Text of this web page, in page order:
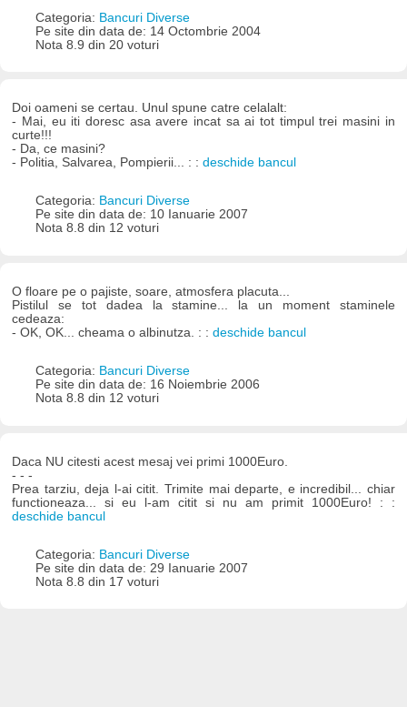
Categoria: Bancuri Diverse
Pe site din data de: 14 Octombrie 2004
Nota 8.9 din 20 voturi
Doi oameni se certau. Unul spune catre celalalt:
- Mai, eu iti doresc asa avere incat sa ai tot timpul trei masini in
curte!!!
- Da, ce masini?
- Politia, Salvarea, Pompierii... : :deschide bancul
Categoria: Bancuri Diverse
Pe site din data de: 10 Ianuarie 2007
Nota 8.8 din 12 voturi
O floare pe o pajiste, soare, atmosfera placuta...
Pistilul se tot dadea la stamine... la un moment staminele
cedeaza:
- OK, OK... cheama o albinutza. : :deschide bancul
Categoria: Bancuri Diverse
Pe site din data de: 16 Noiembrie 2006
Nota 8.8 din 12 voturi
Daca NU citesti acest mesaj vei primi 1000Euro.
- - -
Prea tarziu, deja l-ai citit. Trimite mai departe, e incredibil... chiar
functioneaza... si eu l-am citit si nu am primit 1000Euro! : :
deschide bancul
Categoria: Bancuri Diverse
Pe site din data de: 29 Ianuarie 2007
Nota 8.8 din 17 voturi